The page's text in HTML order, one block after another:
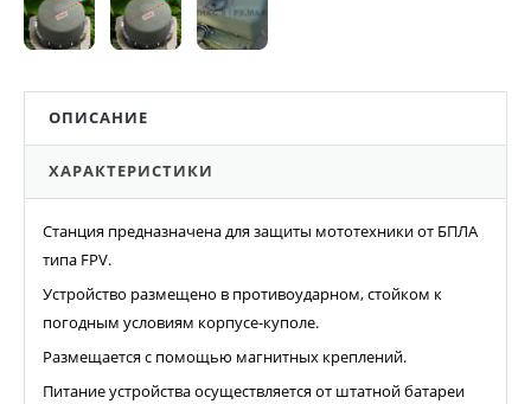
ОПИСАНИЕ
ХАРАКТЕРИСТИКИ
Станция предназначена для защиты мототехники от БПЛА
типа FPV.
Устройство размещено в противоударном, стойком к
погодным условиям корпусе-куполе.
Размещается с помощью магнитных креплений.
Питание устройства осуществляется от штатной батареи